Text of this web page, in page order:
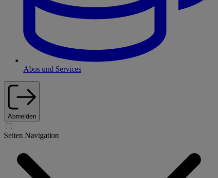
Abos und Services
Abmelden
Seiten Navigation